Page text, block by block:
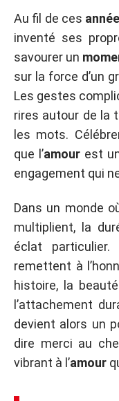
Au fil de ces
inventé ses
savourer un
sur la force d’un
Les gestes
rires autour de la
les mots.
que l’amourest
engagement qui
Dans un monde
multiplient, la
éclat particulier.
remettent à
histoire, la
l’attachement
devient alors un
dire merci au
vibrant à l’amour